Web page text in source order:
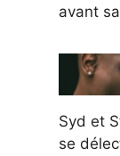
avant
Syd et
se